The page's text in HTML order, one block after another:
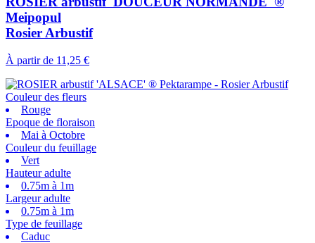
Meipopul
Rosier Arbustif
À partir de 11,25 €
Couleur des fleurs
Rouge
Epoque de floraison
Mai à Octobre
Couleur du feuillage
Vert
Hauteur adulte
0.75m à 1m
Largeur adulte
0.75m à 1m
Type de feuillage
Caduc